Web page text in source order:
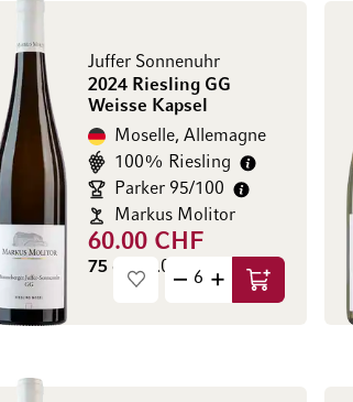
Juffer Sonnenuhr
2024 Riesling GG
Weisse Kapsel
Moselle, Allemagne
100% Riesling
Parker 95/100
Markus Molitor
60.00 CHF
75 cl (80.00 CHF / l)
Ajouter au